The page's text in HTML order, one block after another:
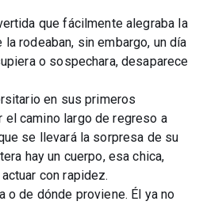
que fácilmente alegraba la
rodeaban, sin embargo, un día
o sospechara, desaparece
en sus primeros
camino largo de regreso a
se llevará la sorpresa de su
hay un cuerpo, esa chica,
con rapidez.
o de dónde proviene. Él ya no